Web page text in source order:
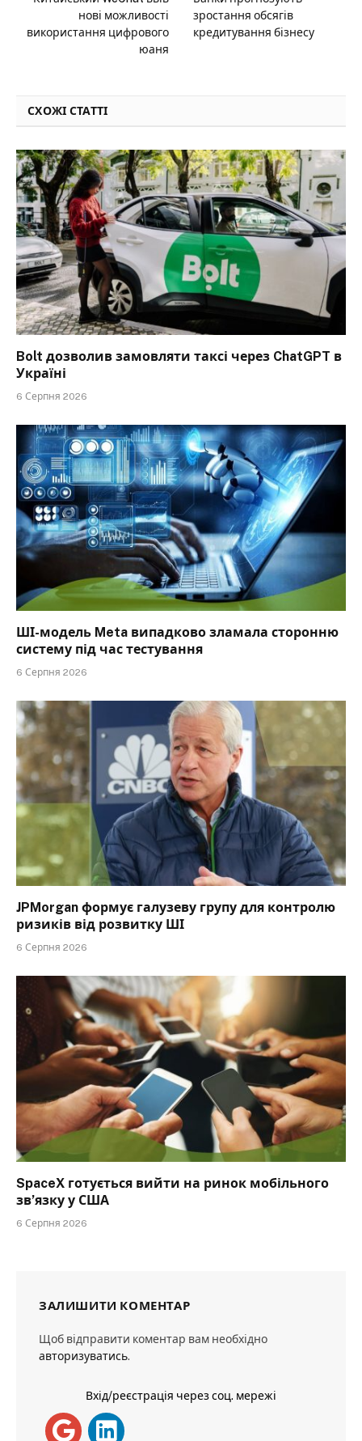
нові можливості
використання цифрового
юаня
зростання обсягів
кредитування бізнесу
СХОЖІ СТАТТІ
Bolt дозволив замовляти таксі через ChatGPT в
Україні
6 Серпня 2026
ШІ-модель Meta випадково зламала сторонню
систему під час тестування
6 Серпня 2026
JPMorgan формує галузеву групу для контролю
ризиків від розвитку ШІ
6 Серпня 2026
SpaceX готується вийти на ринок мобільного
зв’язку у США
6 Серпня 2026
ЗАЛИШИТИ КОМЕНТАР
Щоб відправити коментар вам необхідно
авторизуватись.
Вхід/реєстрація через соц. мережі